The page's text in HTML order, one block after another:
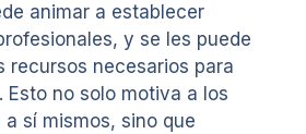
animar a establecer
y se les puede
recursos necesarios para
Esto no solo motiva a los
sí mismos, sino que